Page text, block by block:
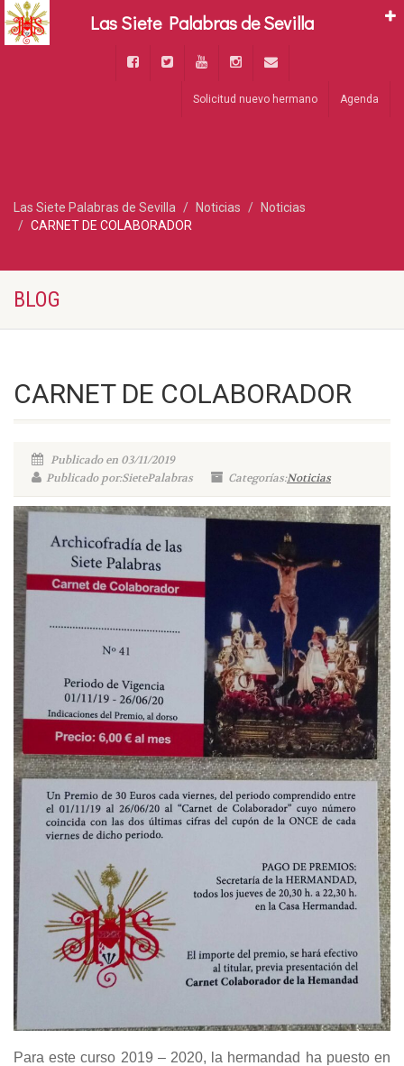
Solicitud nuevo hermano Agenda
Las Siete Palabras de Sevilla Noticias
Noticias
CARNET DE COLABORADOR
BLOG
CARNET DE COLABORADOR
Publicado en 03/11/2019
Publicado por:SietePalabras
Categorías:Noticias
Para este curso 2019 – 2020, la hermandad ha puesto en
Las Siete Palabras de Sevilla